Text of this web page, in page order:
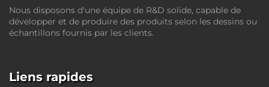
Nous disposons d'une équipe de R&D solide, capable de
développer et de produire des produits selon les dessins ou
échantillons fournis par les clients.
Liens rapides